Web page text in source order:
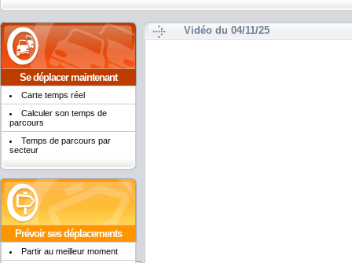
Se déplacer maintenant
Carte temps réel
Calculer son temps de
parcours
Temps de parcours par
secteur
Prévoir ses déplacements
Partir au meilleur moment
Vidéo du 04/11/25